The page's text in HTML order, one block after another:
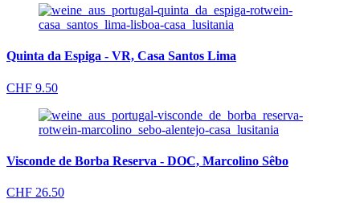
Quinta da Espiga - VR, Casa Santos Lima
CHF 9.50
Visconde de Borba Reserva - DOC, Marcolino Sêbo
CHF 26.50